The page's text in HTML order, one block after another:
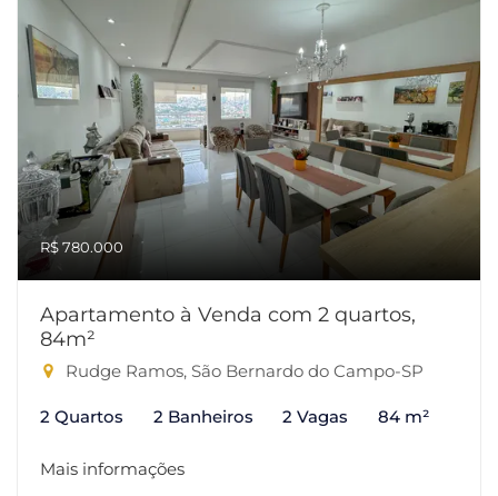
R$ 780.000
Apartamento à Venda com 2 quartos,
84m²
Rudge Ramos, São Bernardo do Campo-SP
2 Quartos 2 Banheiros 2 Vagas 84 m²
Mais informações